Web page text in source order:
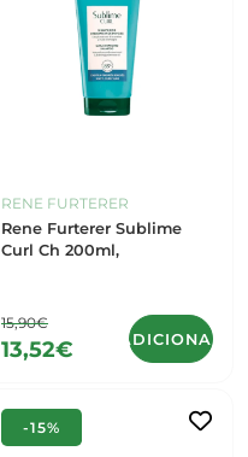
RENE FURTERER
Rene Furterer Sublime
Curl Ch 200ml,
15,90€
13,52€ ADICIONAR
-15%